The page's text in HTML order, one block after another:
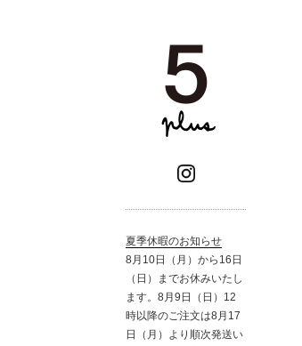
夏季休暇のお知らせ
8月10日（月）から16日
（日）までお休みいたし
ます。8月9日（日）12
時以降のご注文は8月17
日（月）より順次発送い